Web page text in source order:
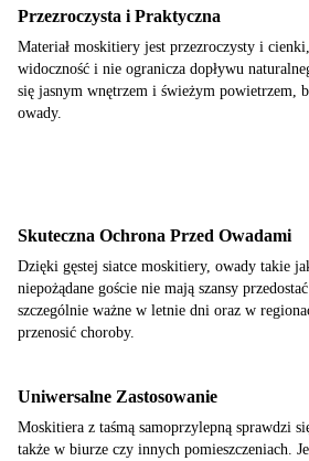
Przezroczysta i Praktyczna
Materiał moskitiery jest przezroczysty i
widoczność i nie ogranicza dopływu
się jasnym wnętrzem i świeżym powietrzem,
owady.
Skuteczna Ochrona Przed Owadami
Dzięki gęstej siatce moskitiery, owady takie
niepożądane goście nie mają szansy
szczególnie ważne w letnie dni oraz w
przenosić choroby.
Uniwersalne Zastosowanie
Moskitiera z taśmą samoprzylepną sprawdzi
także w biurze czy innych pomieszczeniach.